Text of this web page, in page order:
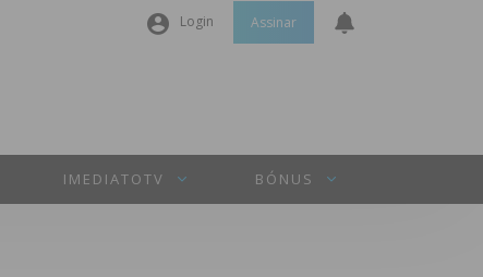
Login
Senha
Assinar
IMEDIATOTV BÓNUS